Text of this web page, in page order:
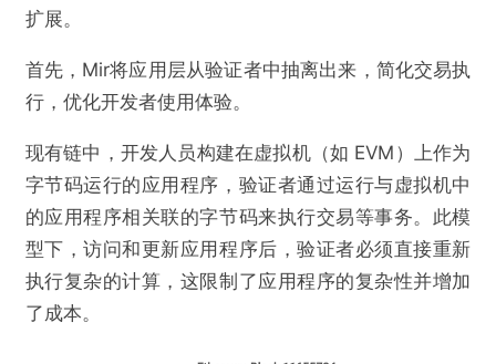
扩展。
首先，Mir将应用层从验证者中抽离出来，简化交易执
行，优化开发者使用体验。
现有链中，开发人员构建在虚拟机（如 EVM）上作为
字节码运行的应用程序，验证者通过运行与虚拟机中
的应用程序相关联的字节码来执行交易等事务。此模
型下，访问和更新应用程序后，验证者必须直接重新
执行复杂的计算，这限制了应用程序的复杂性并增加
了成本。